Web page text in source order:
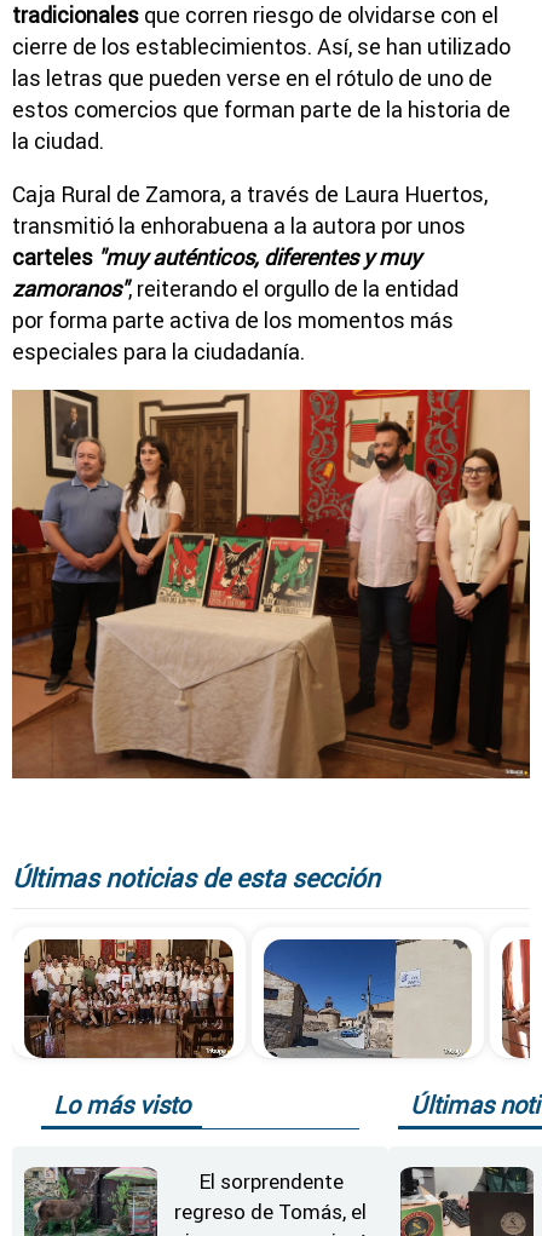
tradicionales que corren riesgo de olvidarse con el
cierre de los establecimientos. Así, se han utilizado
las letras que pueden verse en el rótulo de uno de
estos comercios que forman parte de la historia de
la ciudad.
Caja Rural de Zamora, a través de Laura Huertos,
transmitió la enhorabuena a la autora por unos
carteles "muy auténticos, diferentes y muy
zamoranos", reiterando el orgullo de la entidad
por forma parte activa de los momentos más
especiales para la ciudadanía.
Últimas noticias de esta sección
Lo más visto
El sorprendente
regreso de Tomás, el
Últimas